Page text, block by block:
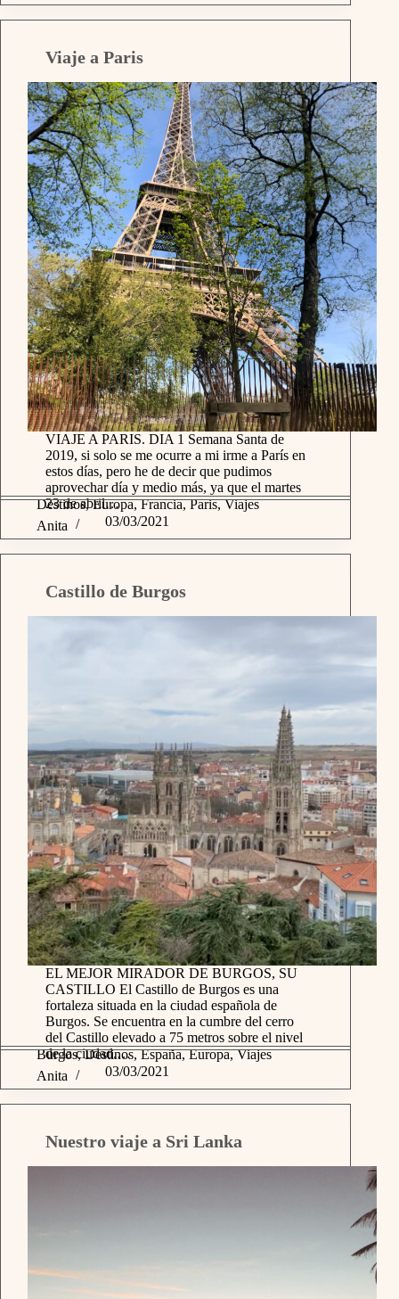
Destinos,Europa,Francia,Paris,Viajes
Viaje a Paris
VIAJE A PARIS. DIA 1 Semana Santa de
2019, si solo se me ocurre a mi irme a París en
estos días, pero he de decir que pudimos
aprovechar día y medio más, ya que el martes
23 de abril…
Anita
03/03/2021
Burgos,Destinos,España,Europa,Viajes
Castillo de Burgos
EL MEJOR MIRADOR DE BURGOS, SU
CASTILLO El Castillo de Burgos es una
fortaleza situada en la ciudad española de
Burgos. Se encuentra en la cumbre del cerro
del Castillo elevado a 75 metros sobre el nivel
de la ciudad.…
Anita
03/03/2021
Nuestro viaje a Sri Lanka